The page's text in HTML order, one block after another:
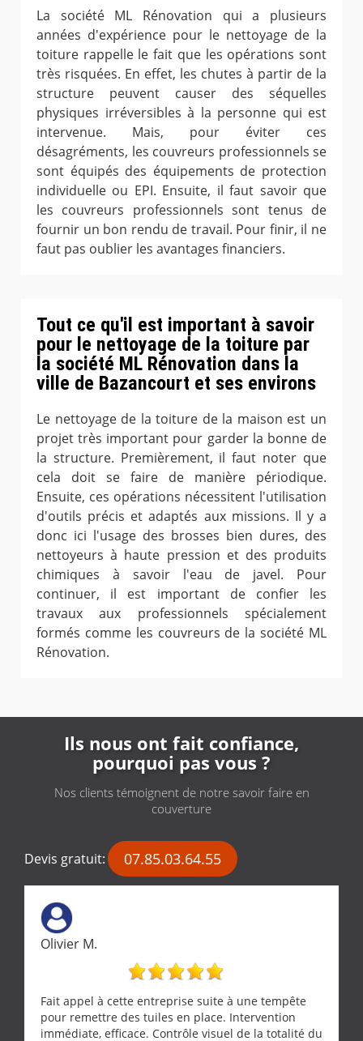
La société ML Rénovation qui a plusieurs
années d'expérience pour le nettoyage de la
toiture rappelle le fait que les opérations sont
très risquées. En effet, les chutes à partir de la
structure peuvent causer des séquelles
physiques irréversibles à la personne qui est
intervenue. Mais, pour éviter ces
désagréments, les couvreurs professionnels se
sont équipés des équipements de protection
individuelle ou EPI. Ensuite, il faut savoir que
les couvreurs professionnels sont tenus de
fournir un bon rendu de travail. Pour finir, il ne
faut pas oublier les avantages financiers.
Tout ce qu'il est important à savoir
pour le nettoyage de la toiture par
la société ML Rénovation dans la
ville de Bazancourt et ses environs
Le nettoyage de la toiture de la maison est un
projet très important pour garder la bonne de
la structure. Premièrement, il faut noter que
cela doit se faire de manière périodique.
Ensuite, ces opérations nécessitent l'utilisation
d'outils précis et adaptés aux missions. Il y a
donc ici l'usage des brosses bien dures, des
nettoyeurs à haute pression et des produits
chimiques à savoir l'eau de javel. Pour
continuer, il est important de confier les
travaux aux professionnels spécialement
formés comme les couvreurs de la société ML
Rénovation.
Ils nous ont fait confiance,
pourquoi pas vous ?
Nos clients témoignent de notre savoir faire en
couverture
Devis gratuit: 07.85.03.64.55
Olivier M.
Fait appel à cette entreprise suite à une tempête
pour remettre des tuiles en place. Intervention
immédiate, efficace. Contrôle visuel de la totalité du